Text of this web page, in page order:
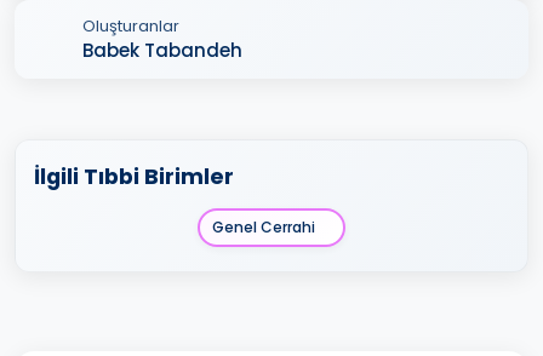
Oluşturanlar
Babek Tabandeh
İlgili Tıbbi Birimler
Genel Cerrahi